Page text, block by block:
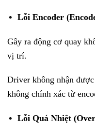
Lỗi Encoder
Gây ra động cơ quay
vị trí.
Driver không nhận
không chính xác từ
Lỗi Quá Nhiệt